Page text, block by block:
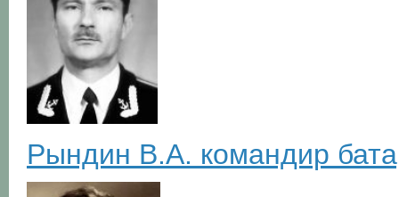
Рындин В.А. командир